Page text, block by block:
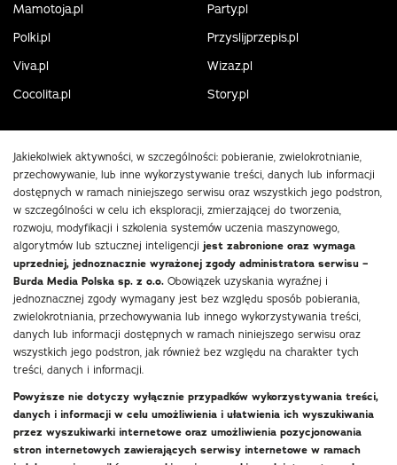
Mamotoja.pl
Party.pl
Polki.pl
Przyslijprzepis.pl
Viva.pl
Wizaz.pl
Cocolita.pl
Story.pl
Jakiekolwiek aktywności, w szczególności: pobieranie, zwielokrotnianie,
przechowywanie, lub inne wykorzystywanie treści, danych lub informacji
dostępnych w ramach niniejszego serwisu oraz wszystkich jego podstron,
w szczególności w celu ich eksploracji, zmierzającej do tworzenia,
rozwoju, modyfikacji i szkolenia systemów uczenia maszynowego,
algorytmów lub sztucznej inteligencji jest zabronione oraz wymaga
uprzedniej, jednoznacznie wyrażonej zgody administratora serwisu –
Burda Media Polska sp. z o.o. Obowiązek uzyskania wyraźnej i
jednoznacznej zgody wymagany jest bez względu sposób pobierania,
zwielokrotniania, przechowywania lub innego wykorzystywania treści,
danych lub informacji dostępnych w ramach niniejszego serwisu oraz
wszystkich jego podstron, jak również bez względu na charakter tych
treści, danych i informacji.
Powyższe nie dotyczy wyłącznie przypadków wykorzystywania treści,
danych i informacji w celu umożliwienia i ułatwienia ich wyszukiwania
przez wyszukiwarki internetowe oraz umożliwienia pozycjonowania
stron internetowych zawierających serwisy internetowe w ramach